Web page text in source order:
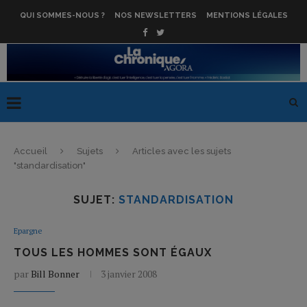
QUI SOMMES-NOUS ? NOS NEWSLETTERS MENTIONS LÉGALES
Accueil Sujets
Articles avec les sujets
"standardisation"
SUJET: STANDARDISATION
Epargne
TOUS LES HOMMES SONT ÉGAUX
par Bill Bonner 3 janvier 2008